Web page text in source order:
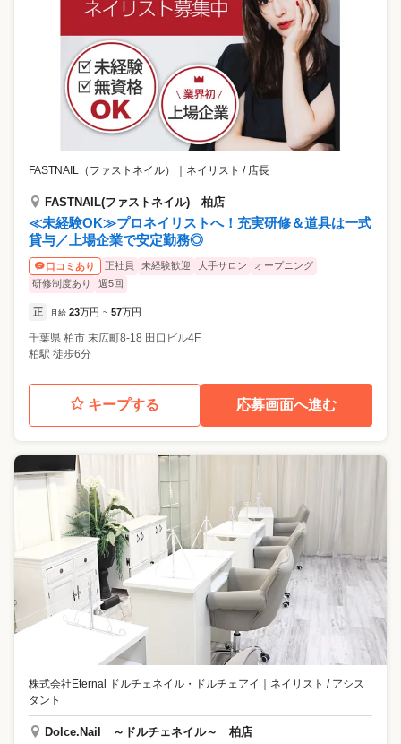
FASTNAIL（ファストネイル） ｜ ネイリスト / 店長
FASTNAIL(ファストネイル) 柏店
≪未経験OK≫プロネイリストへ！充実研修＆道具は一式
貸与／上場企業で安定勤務◎
口コミあり 正社員 未経験歓迎 大手サロン
オープニング
研修制度あり
週5回
正 月給 23万円 ~ 57万円
千葉県 柏市 末広町8-18 田口ビル4F
柏駅 徒歩6分
キープする 応募画面へ進む
株式会社Eternal ドルチェネイル・ドルチェアイ
ネイリスト / アシス
タント
Dolce.Nail ～ドルチェネイル～ 柏店